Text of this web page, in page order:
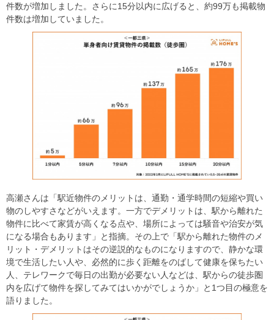
件数が増加しました。さらに15分以内に広げると、約99万も掲載物
件数は増加していました。
高瀬さんは「駅近物件のメリットは、通勤・通学時間の短縮や買い
物のしやすさなどがいえます。一方でデメリットは、駅から離れた
物件に比べて家賃が高くなる点や、場所によっては騒音や治安が気
になる場合もあります」と指摘。その上で「駅から離れた物件のメ
リット・デメリットはその逆説的なものになりますので、静かな環
境で生活したい人や、必然的に歩く距離をのばして健康を保ちたい
人、テレワークで毎日の出勤が必要ない人などは、駅からの徒歩圏
内を広げて物件を探してみてはいかがでしょうか」と1つ目の極意を
語りました。